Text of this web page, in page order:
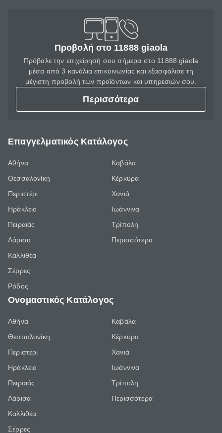
Προβολή στο 11888 giaola
Πρόβαλε την επιχείρησή σου σήμερα στο 11888 giaola
μέσα από 3 κανάλια επικοινωνίας και εξασφάλισε τη
μέγιστη προβολή των προϊόντων και υπηρεσιών σου.
Περισσότερα
Επαγγελματικός Κατάλογος
Αθήνα
Θεσσαλονίκη
Περιστέρι
Ηράκλειο
Πειραιάς
Λάρισα
Καλλιθέα
Σέρρες
Ρόδος
Καβάλα
Κέρκυρα
Χανιά
Ιωάννινα
Τρίπολη
Περισσότερα
Ονομαστικός Κατάλογος
Αθήνα
Θεσσαλονίκη
Περιστέρι
Ηράκλειο
Πειραιάς
Λάρισα
Καλλιθέα
Σέρρες
Καβάλα
Κέρκυρα
Χανιά
Ιωάννινα
Τρίπολη
Περισσότερα